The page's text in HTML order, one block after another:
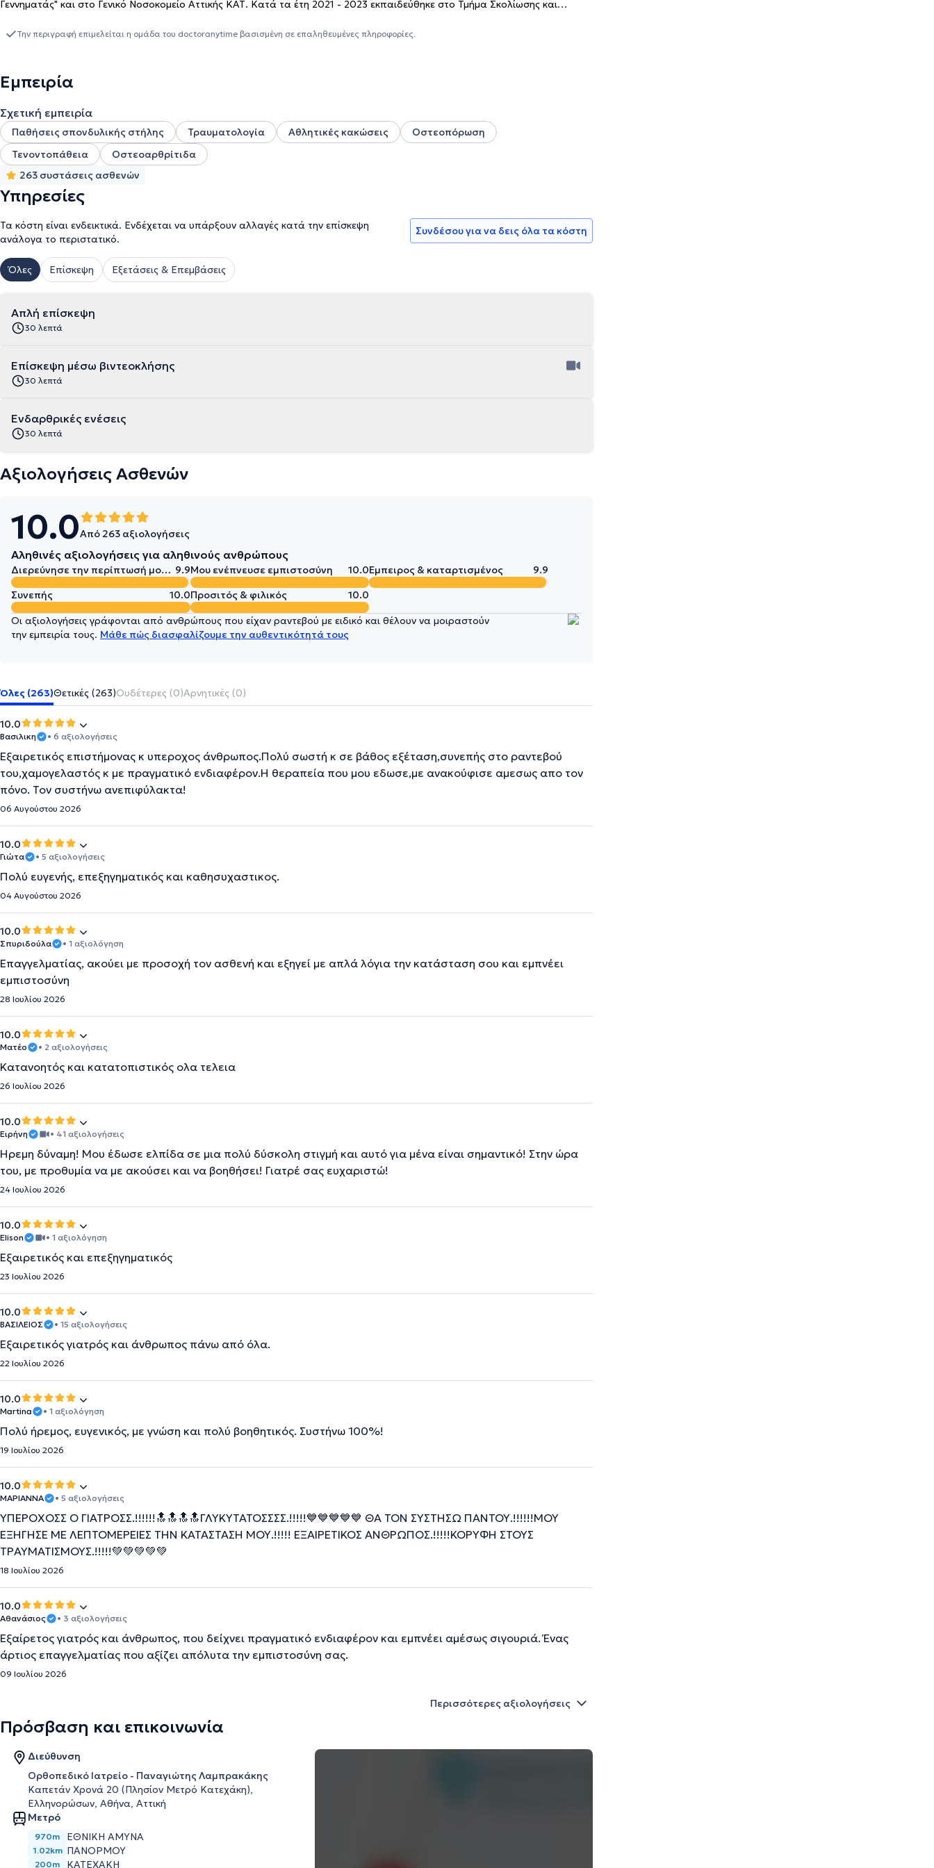
Γεννηματάς" και στο Γενικό Νοσοκομείο Αττικής ΚΑΤ. Κατά τα έτη 2021 - 2023 εκπαιδεύθηκε στο Τμήμα Σκολίωσης και
Τραυματολόγος, εθελοντής στη ΜΚΟ "Γιατροί του Κόσμου" και είναι μέλος του Ιατρικού Συλλόγου Αθηνών.
Την περιγραφή επιμελείται η ομάδα του doctoranytime βασισμένη σε επαληθευμένες πληροφορίες.
Εμπειρία
Σχετική εμπειρία
Παθήσεις σπονδυλικής στήλης Τραυματολογία Αθλητικές κακώσεις
Οστεοπόρωση
Τενοντοπάθεια
Οστεοαρθρίτιδα
263 συστάσεις ασθενών
Υπηρεσίες
Τα κόστη είναι ενδεικτικά. Ενδέχεται να υπάρξουν αλλαγές κατά την επίσκεψη
ανάλογα το περιστατικό.
Συνδέσου για να δεις όλα τα κόστη
Όλες Επίσκεψη Εξετάσεις & Επεμβάσεις
Απλή επίσκεψη
30 λεπτά
Επίσκεψη μέσω βιντεοκλήσης
30 λεπτά
Ενδαρθρικές ενέσεις
30 λεπτά
Αξιολογήσεις Ασθενών
10.0Από 263 αξιολογήσεις
Αληθινές αξιολογήσεις για αληθινούς ανθρώπους
Διερεύνησε την περίπτωσή μου σε βάθος 9.9Μου ενέπνευσε εμπιστοσύνη 10.0Έμπειρος & καταρτισμένος
9.9
Συνεπής
10.0Προσιτός & φιλικός 10.0
Οι αξιολογήσεις γράφονται από ανθρώπους που είχαν ραντεβού με ειδικό και θέλουν να μοιραστούν
την εμπειρία τους. Μάθε πώς διασφαλίζουμε την αυθεντικότητά τους
Όλες (263)Θετικές (263)Ουδέτερες (0)Αρνητικές (0)
10.0
Βασιλικη • 6 αξιολογήσεις
Εξαιρετικός επιστήμονας κ υπεροχος άνθρωπος.Πολύ σωστή κ σε βάθος εξέταση,συνεπής στο ραντεβού
του,χαμογελαστός κ με πραγματικό ενδιαφέρον.Η θεραπεία που μου εδωσε,με ανακούφισε αμεσως απο τον
πόνο. Τον συστήνω ανεπιφύλακτα!
06 Αυγούστου 2026
10.0
Γιώτα • 5 αξιολογήσεις
Πολύ ευγενής, επεξηγηματικός και καθησυχαστικος.
04 Αυγούστου 2026
10.0
Σπυριδούλα • 1 αξιολόγηση
Επαγγελματίας, ακούει με προσοχή τον ασθενή και εξηγεί με απλά λόγια την κατάσταση σου και εμπνέει
εμπιστοσύνη
28 Ιουλίου 2026
10.0
Ματέο • 2 αξιολογήσεις
Κατανοητός και κατατοπιστικός ολα τελεια
26 Ιουλίου 2026
10.0
Ειρήνη • 41 αξιολογήσεις
Ήρεμη δύναμη! Μου έδωσε ελπίδα σε μια πολύ δύσκολη στιγμή και αυτό για μένα είναι σημαντικό! Στην ώρα
του, με προθυμία να με ακούσει και να βοηθήσει! Γιατρέ σας ευχαριστώ!
24 Ιουλίου 2026
10.0
Elison • 1 αξιολόγηση
Εξαιρετικός και επεξηγηματικός
23 Ιουλίου 2026
10.0
ΒΑΣΙΛΕΙΟΣ • 15 αξιολογήσεις
Εξαιρετικός γιατρός και άνθρωπος πάνω από όλα.
22 Ιουλίου 2026
10.0
Martina • 1 αξιολόγηση
Πολύ ήρεμος, ευγενικός, με γνώση και πολύ βοηθητικός. Συστήνω 100%!
19 Ιουλίου 2026
10.0
ΜΑΡΙΑΝΝΑ • 5 αξιολογήσεις
ΥΠΕΡΟΧΟΣΣ Ο ΓΙΑΤΡΟΣΣ.!!!!!!🔝🔝🔝🔝ΓΛΥΚΥΤΑΤΟΣΣΣΣ.!!!!!💙💙💙💙💙 ΘΑ ΤΟΝ ΣΥΣΤΗΣΩ ΠΑΝΤΟΥ.!!!!!!ΜΟΥ
ΕΞΗΓΗΣΕ ΜΕ ΛΕΠΤΟΜΕΡΕΙΕΣ ΤΗΝ ΚΑΤΑΣΤΑΣΗ ΜΟΥ.!!!!! ΕΞΑΙΡΕΤΙΚΟΣ ΆΝΘΡΩΠΟΣ.!!!!!ΚΟΡΥΦΗ ΣΤΟΥΣ
ΤΡΑΥΜΑΤΙΣΜΟΥΣ.!!!!!💚💚💚💚💚
18 Ιουλίου 2026
10.0
Αθανάσιος • 3 αξιολογήσεις
Εξαίρετος γιατρός και άνθρωπος, που δείχνει πραγματικό ενδιαφέρον και εμπνέει αμέσως σιγουριά. Ένας
άρτιος επαγγελματίας που αξίζει απόλυτα την εμπιστοσύνη σας.
09 Ιουλίου 2026
Περισσότερες αξιολογήσεις
Πρόσβαση και επικοινωνία
Διεύθυνση
Ορθοπεδικό Ιατρείο - Παναγιώτης Λαμπρακάκης
Καπετάν Χρονά 20 (Πλησίον Μετρό Κατεχάκη),
Ελληνορώσων, Αθήνα, Αττική
Μετρό
970m ΕΘΝΙΚΉ ΆΜΥΝΑ
1.02km ΠΑΝΌΡΜΟΥ
200m KATEXAKH